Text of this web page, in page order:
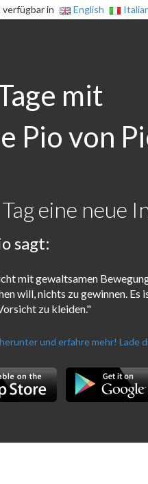
verfügbar in English
mit
Pio von
eine neue
sagt:
mit gewaltsamen
will, nichts zu gewinnen.
zu kleiden."
und erfahre mehr! Lade